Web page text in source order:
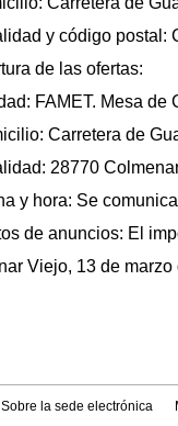
y código postal:
de las ofertas:
FAMET. Mesa de
Carretera de
28770
y hora: Se
de anuncios: El
Viejo, 13 de
Sobre la sede electrónica